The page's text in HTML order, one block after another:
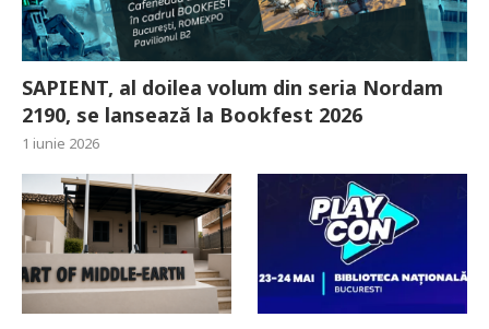
SAPIENT, al doilea volum din seria Nordam
2190, se lansează la Bookfest 2026
1 iunie 2026